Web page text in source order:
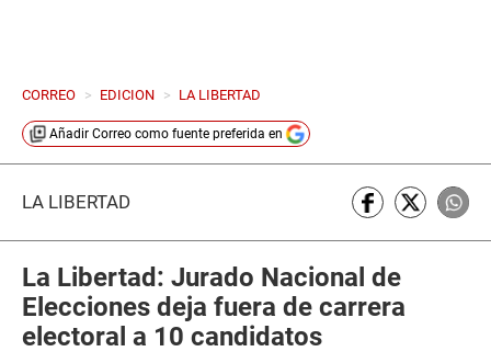
CORREO > EDICION > LA LIBERTAD
Añadir Correo como fuente preferida en
LA LIBERTAD
La Libertad: Jurado Nacional de
Elecciones deja fuera de carrera
electoral a 10 candidatos